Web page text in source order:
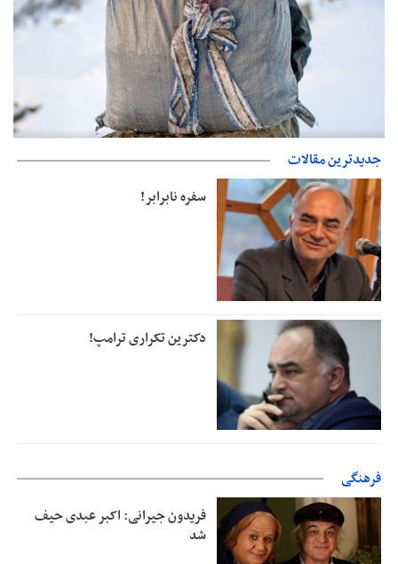
حمایت از مرزنشینان نباید به زیان تولید باشد/مواد اولیه با کولبری
وارد شود
جدیدترین مقالات
سفره نابرابر!
دکترین تکراری ترامپ!
فرهنگی
فریدون جیرانی: اکبر عبدی حیف
شد